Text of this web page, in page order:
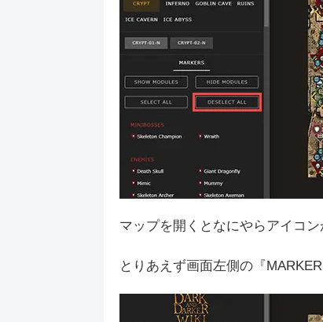
マップを開くとなにやらアイコ
とりあえず画面左側の『